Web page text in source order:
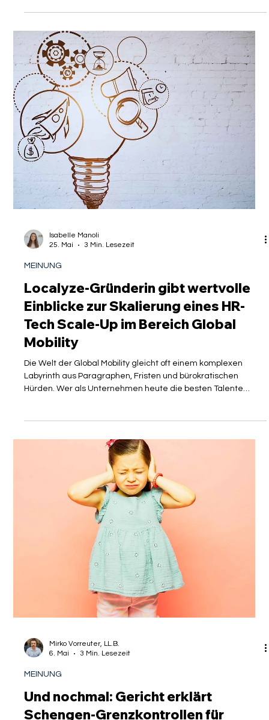
MEINUNG
Migrationsforscher warnen vor
Konsequenzen der illegalen
Schengen-Grenzpolitik in
Deutschland
Die deutsche Grenze, einst Sinnbild für die Freizügigkeit
innerhalb des Schengen-Raums, ist in den Fokus einer
hitzigen politischen Debatte geraten. Während die Wirtschaft
händeringend nach Fachkräften sucht und die Global Mobility
für Unternehmen zum entscheidenden Wettbewerbsvorteil
wird, senden aktuelle Maßnahmen an den Binnengrenzen ein
Signal der Abschottung aus. Migrationsforscher wie Gerald
stationären Grenzkontrollen
25. Mai
3 Min. Lesezeit
Localyze-Gründerin gibt wertvolle
Einblicke zur Skalierung eines HR-
Tech Scale-Up im Bereich Global
Die Welt der Global Mobility gleicht oft einem komplexen
Labyrinth aus Paragraphen, Fristen und bürokratischen
Hürden. Wer als Unternehmen heute die besten Talente
weltweit rekrutieren möchte, steht vor der gewaltigen
Aufgabe, nicht nur die passende Fachkraft zu finden, sondern
Hamburger Startup Localyze über Jahre hinweg versucht,
den Prozess der Mitarbeiterentsendung u